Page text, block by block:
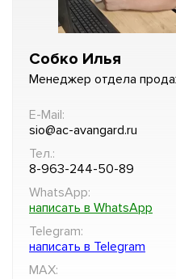
Собко Илья
Менеджер отдела
E-Mail:
sio@ac-avangard.ru
Тел.:
8-963-244-50-89
WhatsApp:
написать в WhatsApp
Telegram:
написать в Telegram
MAX: